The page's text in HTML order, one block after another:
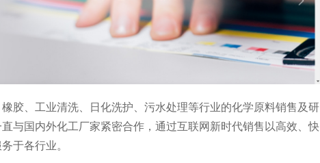
胶、工业清洗、日化洗护、污水处理等行业的化学原料销售及研
与国内外化工厂家紧密合作，通过互联网新时代销售以高效、快
于各行业。